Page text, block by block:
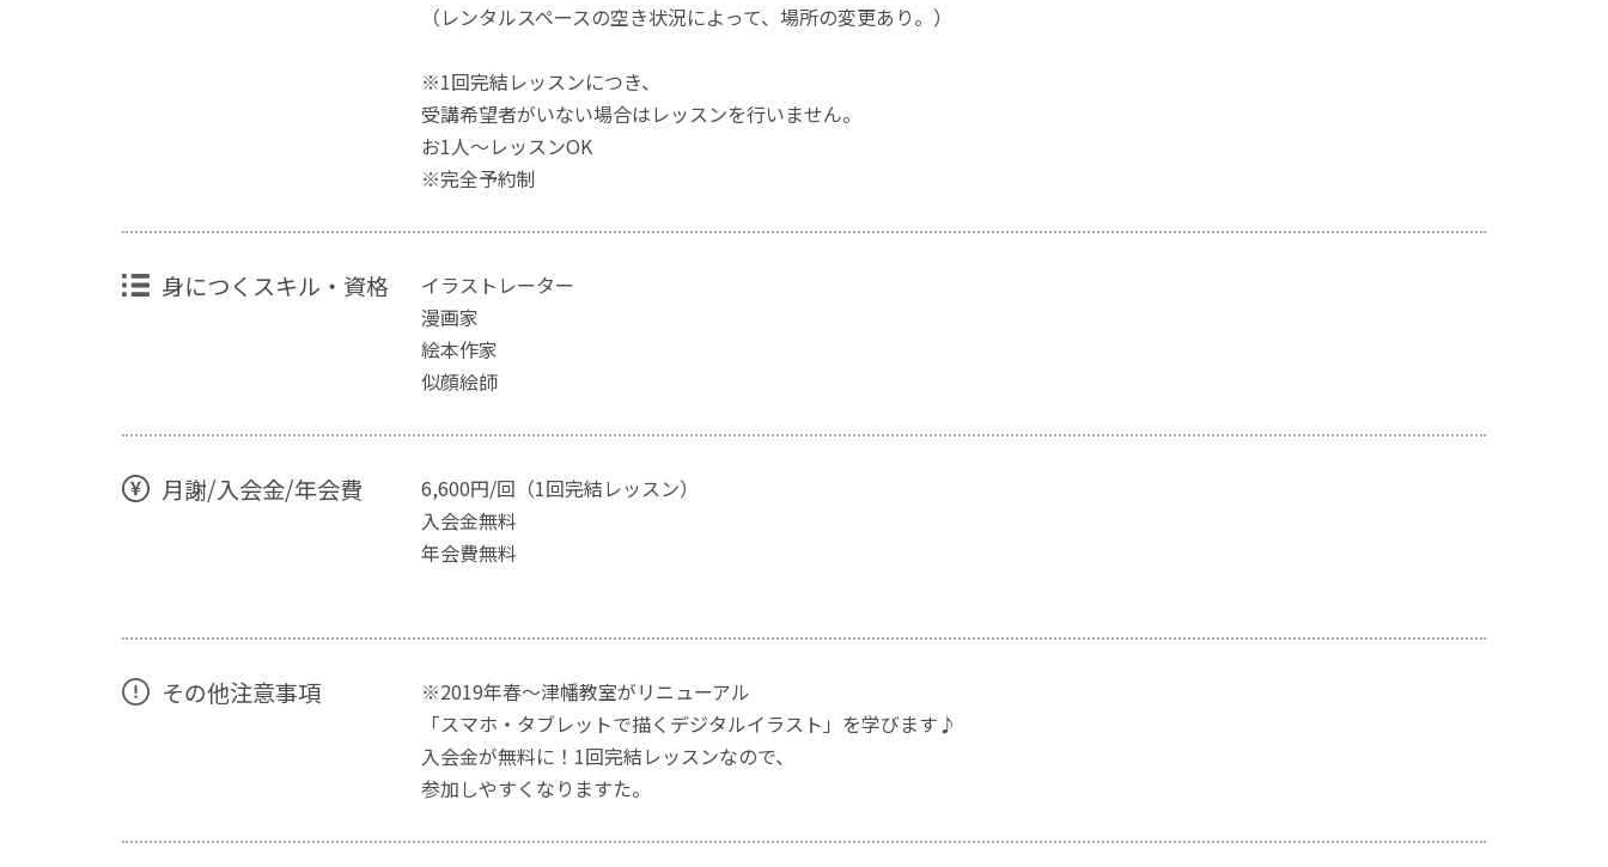
（レンタルスペースの空き状況によって、場所の変更あり。）
※1回完結レッスンにつき、
受講希望者がいない場合はレッスンを行いません。
お1人～レッスンOK
※完全予約制
身につくスキル・資格
イラストレーター
漫画家
絵本作家
似顔絵師
月謝/入会金/年会費
6,600円/回（1回完結レッスン）
入会金無料
年会費無料
その他注意事項
※2019年春～津幡教室がリニューアル
「スマホ・タブレットで描くデジタルイラスト」を学びます♪
入会金が無料に！1回完結レッスンなので、
参加しやすくなりますた。